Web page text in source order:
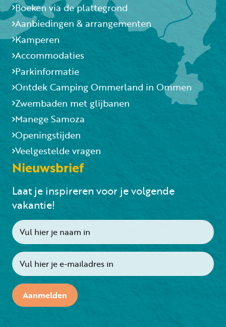
Boeken via de plattegrond
Aanbiedingen & arrangementen
Kamperen
Accommodaties
Parkinformatie
Ontdek Camping Ommerland in Ommen
Zwembaden met glijbanen
Manege Samoza
Openingstijden
Veelgestelde vragen
Nieuwsbrief
Laat je inspireren voor je volgende
vakantie!
Aanmelden